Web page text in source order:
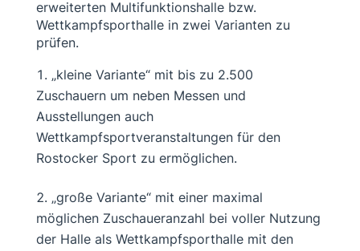
erweiterten Multifunktionshalle bzw.
Wettkampfsporthalle in zwei Varianten zu
prüfen.
„kleine Variante“ mit bis zu 2.500
Zuschauern um neben Messen und
Ausstellungen auch
Wettkampfsportveranstaltungen für den
Rostocker Sport zu ermöglichen.
„große Variante“ mit einer maximal
möglichen Zuschaueranzahl bei voller Nutzung
der Halle als Wettkampfsporthalle mit den